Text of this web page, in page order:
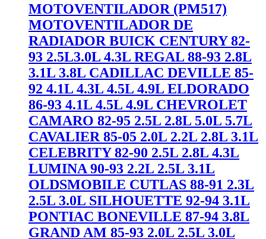
MOTOVENTILADOR (PM517)
MOTOVENTILADOR DE
RADIADOR BUICK CENTURY 82-
93 2.5L3.0L 4.3L REGAL 88-93 2.8L
3.1L 3.8L CADILLAC DEVILLE 85-
92 4.1L 4.3L 4.5L 4.9L ELDORADO
86-93 4.1L 4.5L 4.9L CHEVROLET
CAMARO 82-95 2.5L 2.8L 5.0L 5.7L
CAVALIER 85-05 2.0L 2.2L 2.8L 3.1L
CELEBRITY 82-90 2.5L 2.8L 4.3L
LUMINA 90-93 2.2L 2.5L 3.1L
OLDSMOBILE CUTLAS 88-91 2.3L
2.5L 3.0L SILHOUETTE 92-94 3.1L
PONTIAC BONEVILLE 87-94 3.8L
GRAND AM 85-93 2.0L 2.5L 3.0L